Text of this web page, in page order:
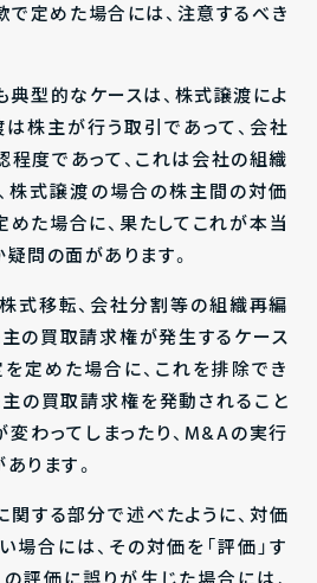
で定めた場合には、注意するべき
典型的なケースは、株式譲渡によ
株主が行う取引であって、会社
度であって、これは会社の組織
株式譲渡の場合の株主間の対価
た場合に、果たしてこれが本当
問の面があります。
株式移転、会社分割等の組織再編
の買取請求権が発生するケース
定めた場合に、これを排除でき
の買取請求権を発動されること
わってしまったり、M&Aの実行
ります。
関する部分で述べたように、対価
合には、その対価を「評価」す